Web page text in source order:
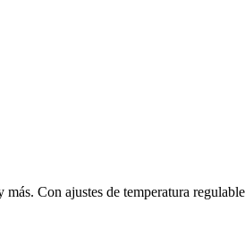
Con ajustes de temperatura